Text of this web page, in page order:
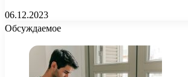
06.12.2023
Обсуждаемое